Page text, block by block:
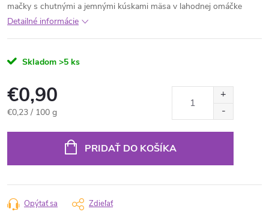
mačky s chutnými a jemnými kúskami mäsa v lahodnej omáčke
Detailné informácie
Skladom >5 ks
€0,90
Jednotková
€0,23 / 100 g
PRIDAŤ DO KOŠÍKA
Opýtať sa Zdieľať